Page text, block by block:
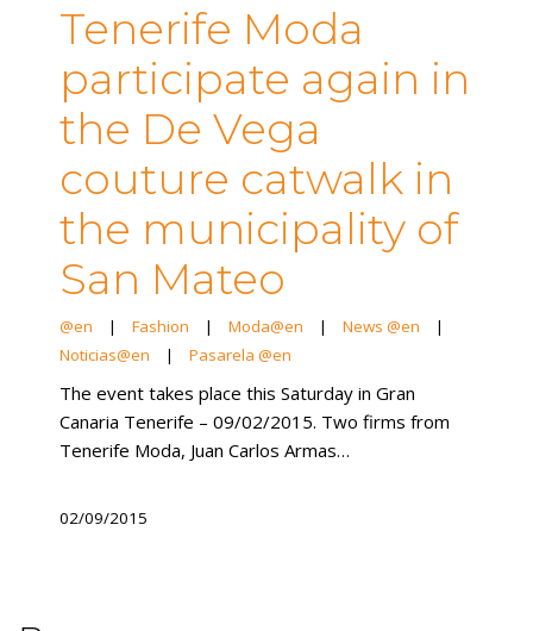
Tenerife Moda
participate again in
the De Vega
couture catwalk in
the municipality of
San Mateo
@en | Fashion | Moda@en | News @en
|
Noticias@en
| Pasarela @en
The event takes place this Saturday in Gran
Canaria Tenerife – 09/02/2015. Two firms from
Tenerife Moda, Juan Carlos Armas…
02/09/2015